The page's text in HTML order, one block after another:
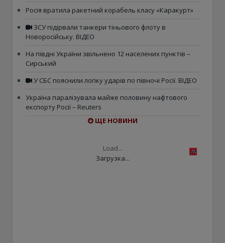
Росія вратила ракетний корабель класу «Каракурт»
ЗСУ підірвали танкери тіньового флоту в
Новоросійську. ВІДЕО
На півдні України звільнено 12 населених пунктів –
Сирський
У СБС пояснили логіку ударів по півночі Росії. ВІДЕО
Україна паралізувала майже половину нафтового
експорту Росії – Reuters
ЩЕ НОВИНИ
Load...
Загрузка...